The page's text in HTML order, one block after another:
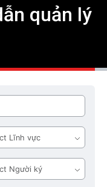
quản lý